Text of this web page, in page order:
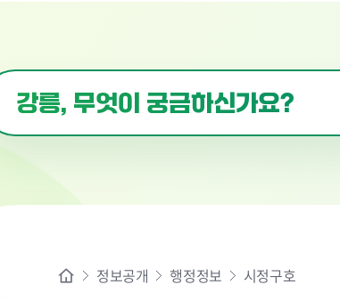
정보공개 행정정보 시정구호